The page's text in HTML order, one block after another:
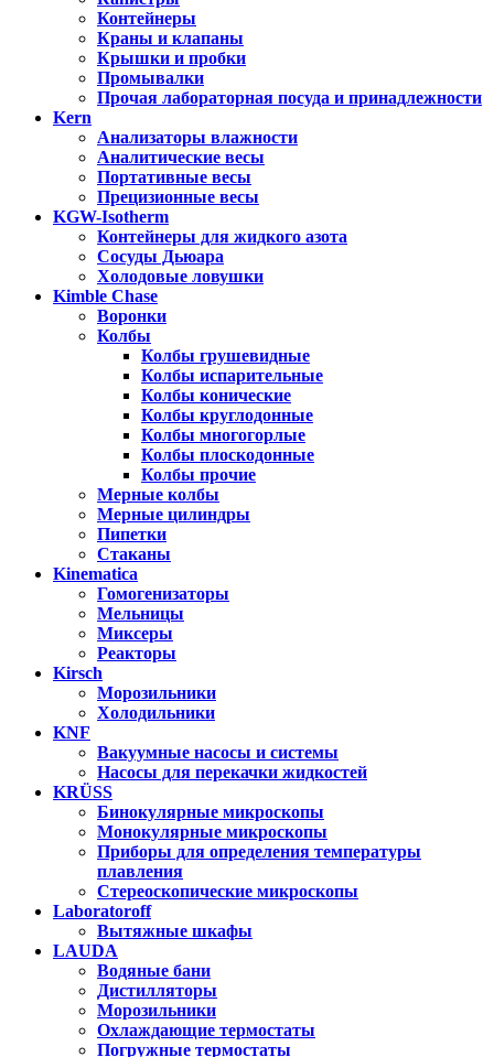
Контейнеры
Краны и клапаны
Крышки и пробки
Промывалки
Прочая лабораторная посуда и принадлежности
Kern
Анализаторы влажности
Аналитические весы
Портативные весы
Прецизионные весы
KGW-Isotherm
Контейнеры для жидкого азота
Сосуды Дьюара
Холодовые ловушки
Kimble Chase
Воронки
Колбы
Колбы грушевидные
Колбы испарительные
Колбы конические
Колбы круглодонные
Колбы многогорлые
Колбы плоскодонные
Колбы прочие
Мерные колбы
Мерные цилиндры
Пипетки
Стаканы
Kinematica
Гомогенизаторы
Мельницы
Миксеры
Реакторы
Kirsch
Морозильники
Холодильники
KNF
Вакуумные насосы и системы
Насосы для перекачки жидкостей
KRÜSS
Бинокулярные микроскопы
Монокулярные микроскопы
Приборы для определения температуры
плавления
Стереоскопические микроскопы
Laboratoroff
Вытяжные шкафы
LAUDA
Водяные бани
Дистилляторы
Морозильники
Охлаждающие термостаты
Погружные термостаты